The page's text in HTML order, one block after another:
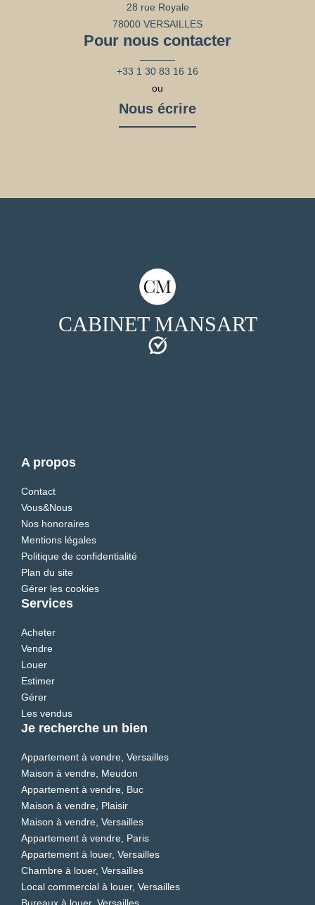
28 rue Royale
78000 VERSAILLES
Pour nous contacter
+33 1 30 83 16 16
ou
Nous écrire
CABINET MANSART
A propos
Contact
Vous&Nous
Nos honoraires
Mentions légales
Politique de confidentialité
Plan du site
Gérer les cookies
Services
Acheter
Vendre
Louer
Estimer
Gérer
Les vendus
Je recherche un bien
Appartement à vendre, Versailles
Maison à vendre, Meudon
Appartement à vendre, Buc
Maison à vendre, Plaisir
Maison à vendre, Versailles
Appartement à vendre, Paris
Appartement à louer, Versailles
Chambre à louer, Versailles
Local commercial à louer, Versailles
Bureaux à louer, Versailles